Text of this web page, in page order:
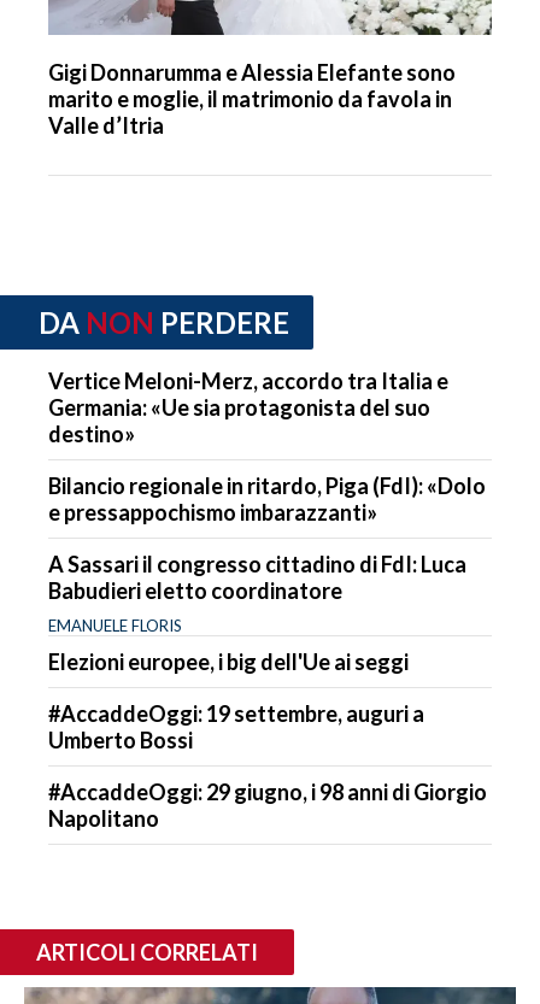
Gigi Donnarumma e Alessia Elefante sono
marito e moglie, il matrimonio da favola in
Valle d’Itria
DA NON PERDERE
Vertice Meloni-Merz, accordo tra Italia e
Germania: «Ue sia protagonista del suo
destino»
Bilancio regionale in ritardo, Piga (FdI): «Dolo
e pressappochismo imbarazzanti»
A Sassari il congresso cittadino di FdI: Luca
Babudieri eletto coordinatore
EMANUELE FLORIS
Elezioni europee, i big dell'Ue ai seggi
#AccaddeOggi: 19 settembre, auguri a
Umberto Bossi
#AccaddeOggi: 29 giugno, i 98 anni di Giorgio
Napolitano
ARTICOLI CORRELATI